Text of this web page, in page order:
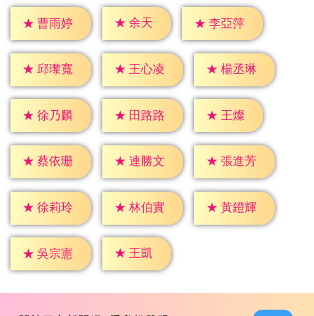
★ 曹雨婷 ★ 余天 ★ 李亞萍
★ 邱瓈寬 ★ 王心凌 ★ 楊丞琳
★ 徐乃麟 ★ 田路路 ★ 王燦
★ 蔡依珊 ★ 連勝文 ★ 張進芳
★ 徐莉玲 ★ 林伯實 ★ 黃鐙輝
★ 吳宗憲 ★ 王凱